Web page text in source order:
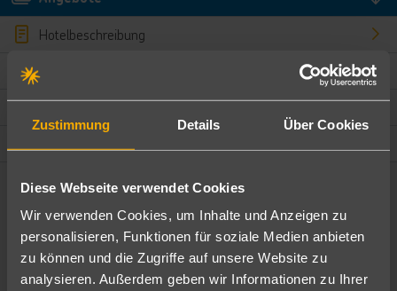
Zustimmung Details Über Cookies
Diese Webseite verwendet Cookies
Wir verwenden Cookies, um Inhalte und Anzeigen zu
personalisieren, Funktionen für soziale Medien anbieten
zu können und die Zugriffe auf unsere Website zu
analysieren. Außerdem geben wir Informationen zu Ihrer
Hotelbeschreibung
Bewertungen
Ändere die Kriterien nach deinen Wünschen
Pauschal Nur Hotel